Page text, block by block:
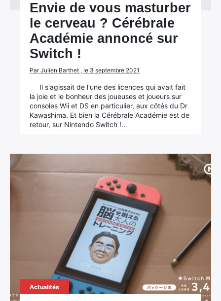
Envie de vous masturber
le cerveau ? Cérébrale
Académie annoncé sur
Switch !
Par Julien Barthet , le 3 septembre 2021
Il s'agissait de l'une des licences qui avait fait
la joie et le bonheur des joueuses et joueurs sur
consoles Wii et DS en particulier, aux côtés du Dr
Kawashima. Et bien la Cérébrale Académie est de
retour, sur Nintendo Switch !…
Actualités